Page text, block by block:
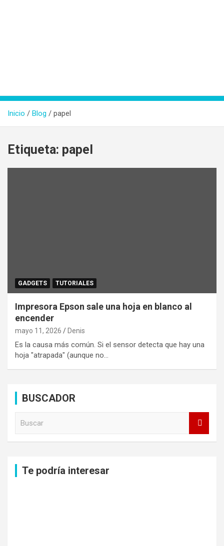
Inicio Blog papel
Etiqueta: papel
GADGETS TUTORIALES
Impresora Epson sale una hoja en blanco al
encender
mayo 11, 2026 Denis
Es la causa más común. Si el sensor detecta que hay una
hoja "atrapada" (aunque no…
BUSCADOR
Te podría interesar